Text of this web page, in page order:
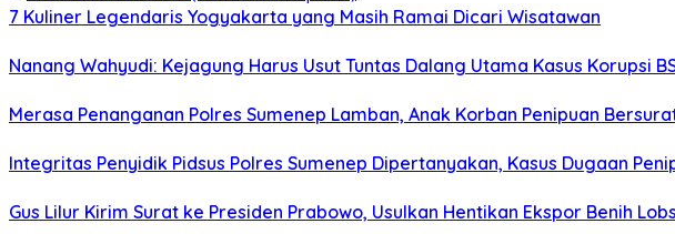
7 Kuliner Legendaris Yogyakarta yang Masih Ramai Dicari Wisatawan
Nanang Wahyudi: Kejagung Harus Usut Tuntas Dalang Utama Kasus Korupsi
Merasa Penanganan Polres Sumenep Lamban, Anak Korban Penipuan
Integritas Penyidik Pidsus Polres Sumenep Dipertanyakan, Kasus Dugaan
Gus Lilur Kirim Surat ke Presiden Prabowo, Usulkan Hentikan Ekspor Benih